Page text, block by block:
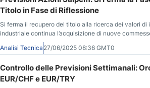
Titolo in Fase di Riflessione
Si ferma il recupero del titolo alla ricerca dei valori di
industriale continua l’acquisizione di nuove
Analisi Tecnica 27/06/2025 08:36 GMT0
Controllo delle Previsioni Settimanali:
EUR/CHF e EUR/TRY